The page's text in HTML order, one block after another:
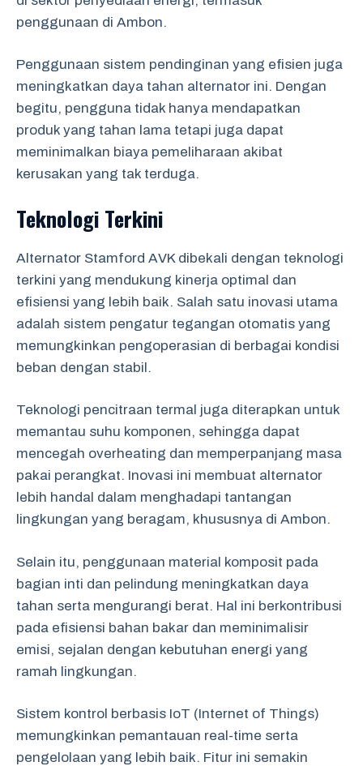
penggunaan di Ambon.
Penggunaan sistem pendinginan yang efisien juga
meningkatkan daya tahan alternator ini. Dengan
begitu, pengguna tidak hanya mendapatkan
produk yang tahan lama tetapi juga dapat
meminimalkan biaya pemeliharaan akibat
kerusakan yang tak terduga.
Teknologi Terkini
Alternator Stamford AVK dibekali dengan teknologi
terkini yang mendukung kinerja optimal dan
efisiensi yang lebih baik. Salah satu inovasi utama
adalah sistem pengatur tegangan otomatis yang
memungkinkan pengoperasian di berbagai kondisi
beban dengan stabil.
Teknologi pencitraan termal juga diterapkan untuk
memantau suhu komponen, sehingga dapat
mencegah overheating dan memperpanjang masa
pakai perangkat. Inovasi ini membuat alternator
lebih handal dalam menghadapi tantangan
lingkungan yang beragam, khususnya di Ambon.
Selain itu, penggunaan material komposit pada
bagian inti dan pelindung meningkatkan daya
tahan serta mengurangi berat. Hal ini berkontribusi
pada efisiensi bahan bakar dan meminimalisir
emisi, sejalan dengan kebutuhan energi yang
ramah lingkungan.
Sistem kontrol berbasis IoT (Internet of Things)
memungkinkan pemantauan real-time serta
pengelolaan yang lebih baik. Fitur ini semakin